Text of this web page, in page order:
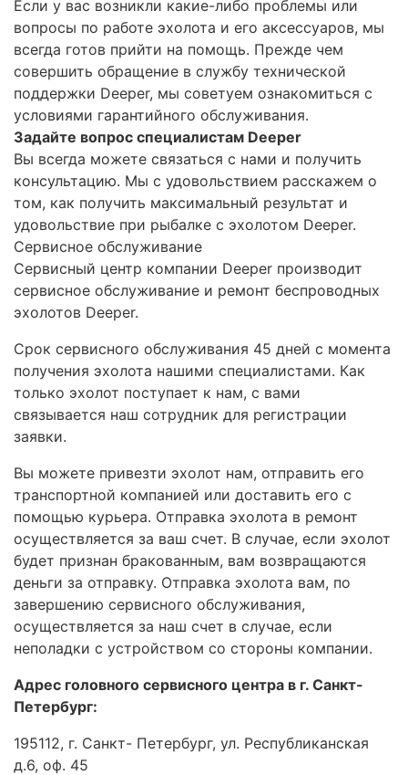
Если у вас возникли какие-либо проблемы или
вопросы по работе эхолота и его аксессуаров, мы
всегда готов прийти на помощь. Прежде чем
совершить обращение в службу технической
поддержки Deeper, мы советуем ознакомиться с
условиями гарантийного обслуживания.
Задайте вопрос специалистам Deeper
Вы всегда можете связаться с нами и получить
консультацию. Мы с удовольствием расскажем о
том, как получить максимальный результат и
удовольствие при рыбалке с эхолотом Deeper.
Сервисное обслуживание
Сервисный центр компании Deeper производит
сервисное обслуживание и ремонт беспроводных
эхолотов Deeper.
Срок сервисного обслуживания 45 дней с момента
получения эхолота нашими специалистами. Как
только эхолот поступает к нам, с вами
связывается наш сотрудник для регистрации
заявки.
Вы можете привезти эхолот нам, отправить его
транспортной компанией или доставить его с
помощью курьера. Отправка эхолота в ремонт
осуществляется за ваш счет. В случае, если эхолот
будет признан бракованным, вам возвращаются
деньги за отправку. Отправка эхолота вам, по
завершению сервисного обслуживания,
осуществляется за наш счет в случае, если
неполадки с устройством со стороны компании.
Адрес головного сервисного центра в г. Санкт-
Петербург:
195112, г. Санкт- Петербург, ул. Республиканская
д.6, оф. 45